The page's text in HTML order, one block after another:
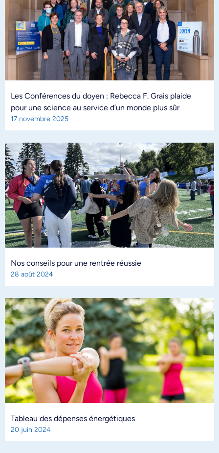
Les Conférences du doyen : Rebecca F. Grais plaide
pour une science au service d’un monde plus sûr
17 novembre 2025
Nos conseils pour une rentrée réussie
28 août 2024
Tableau des dépenses énergétiques
20 juin 2024